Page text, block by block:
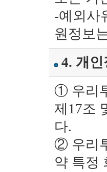
-예외사
원정보
4. 개
① 우리
제17조
다.
② 우리
약 특정